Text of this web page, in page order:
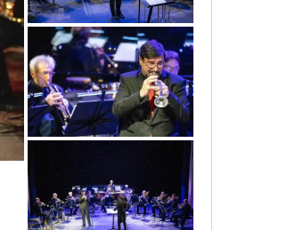
sif_2141
sif_2150